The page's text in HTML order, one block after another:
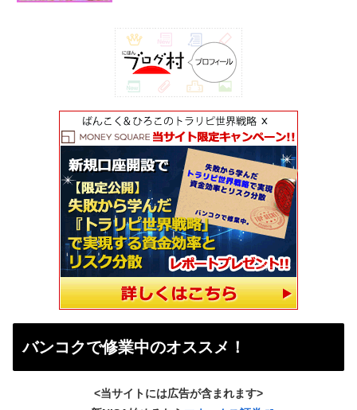
バンコクで修業中のオススメ！
<当サイトには広告が含まれます>